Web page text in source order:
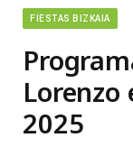
FIESTAS BIZKAIA
Lorenzo
2025